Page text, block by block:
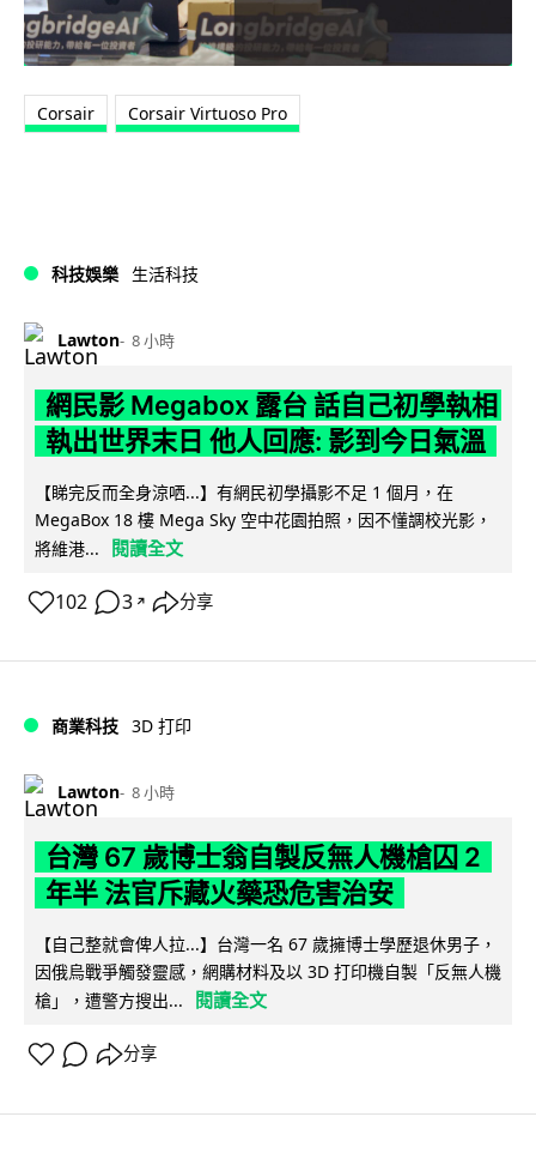
Corsair Corsair Virtuoso Pro
科技娛樂 生活科技
Lawton 8 小時
網民影 Megabox 露台 話自己初學執相
執出世界末日 他人回應: 影到今日氣溫
【睇完反而全身涼哂...】有網民初學攝影不足 1 個月，在
MegaBox 18 樓 Mega Sky 空中花園拍照，因不懂調校光影，
將維港...
閱讀全文
102 3 ↗ 分享
商業科技 3D 打印
Lawton 8 小時
台灣 67 歲博士翁自製反無人機槍囚 2
年半 法官斥藏火藥恐危害治安
【自己整就會俾人拉...】台灣一名 67 歲擁博士學歷退休男子，
因俄烏戰爭觸發靈感，網購材料及以 3D 打印機自製「反無人機
槍」，遭警方搜出...
閱讀全文
分享